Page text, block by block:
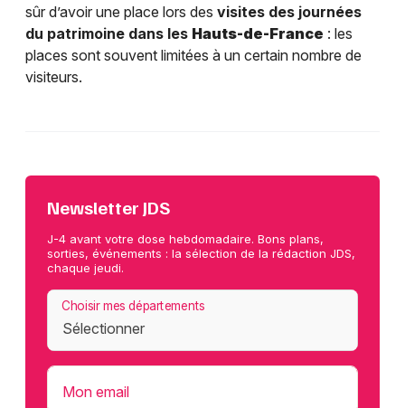
sûr d’avoir une place lors des visites des journées
du patrimoine dans les Hauts-de-France : les
places sont souvent limitées à un certain nombre de
visiteurs.
Newsletter JDS
J-4 avant votre dose hebdomadaire. Bons plans,
sorties, événements : la sélection de la rédaction JDS,
chaque jeudi.
Choisir mes départements
Mon email